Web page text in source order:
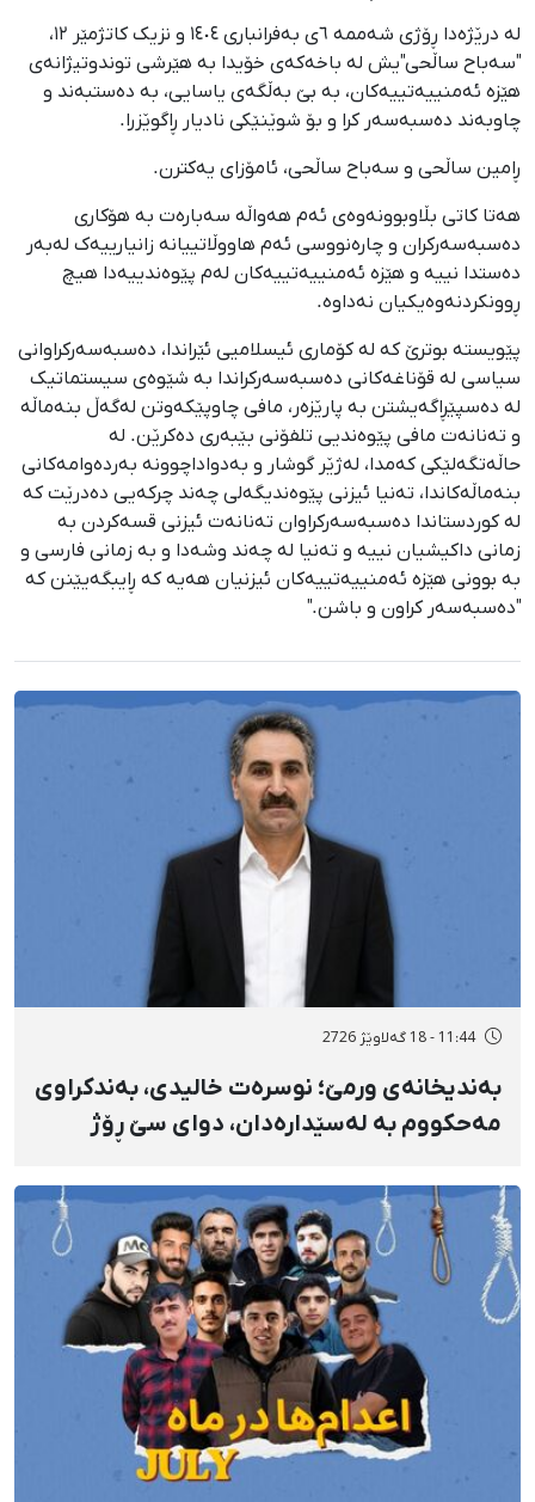
لە درێژەدا ڕۆژی شەممە ٦ی بەفرانباری ١٤٠٤ و نزیک کاتژمێر ١٢،
"سەباح ساڵحی"یش لە باخەکەی خۆیدا بە هێرشی توندوتیژانەی
هێزە ئەمنییەتییەکان، بە بێ بەڵگەی یاسایی، بە دەستبەند و
چاوبەند دەسبەسەر کرا و بۆ شوێنێکی نادیار ڕاگوێزرا.
ڕامین ساڵحی و سەباح ساڵحی، ئامۆزای یەکترن.
هەتا کاتی بڵاوبوونەوەی ئەم هەواڵە سەبارەت بە هۆکاری
دەسبەسەرکران و چارەنووسی ئەم هاووڵاتییانە زانیارییەک لەبەر
دەستدا نییە و هێزە ئەمنییەتییەکان لەم پێوەندییەدا هیچ
ڕوونکردنەوەیکیان نەداوە.
پێویستە بوترێ کە لە کۆماری ئیسلامیی ئێراندا، دەسبەسەرکراوانی
سیاسی لە قۆناغەکانی دەسبەسەرکراندا بە شێوەی سیستماتیک
لە دەسپێڕاگەیشتن بە پارێزەر، مافی چاوپێکەوتن لەگەڵ بنەماڵە
و تەنانەت مافی پێوەندیی تلفۆنی بێبەری دەکرێن. لە
حاڵەتگەلێکی کەمدا، لەژێر گوشار و بەدواداچوونە بەردەوامەکانی
بنەماڵەکاندا، تەنیا ئیزنی پێوەندیگەلی چەند چرکەیی دەدرێت کە
لە کوردستاندا دەسبەسەرکراوان تەنانەت ئیزنی قسەکردن بە
زمانی داکیشیان نییە و تەنیا لە چەند وشەدا و بە زمانی فارسی و
بە بوونی هێزە ئەمنییەتییەکان ئیزنیان هەیە کە ڕایبگەیێنن کە
"دەسبەسەر کراون و باشن."
11:44 - 18 گەلاوێژ 2726
بەندیخانەی ورمێ؛ نوسرەت خالیدی، بەندکراوی
مەحکووم بە لەسێدارەدان، دوای سێ ڕۆژ
نەخۆشخانە گیانی لەدەست دا